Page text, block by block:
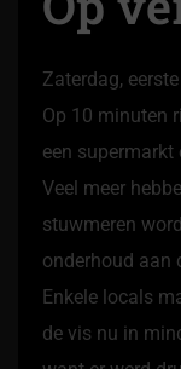
Zaterdag,
Op 10 minuten
een supermarkt
Veel meer
stuwmeren
onderhoud aan
Enkele locals
de vis nu in